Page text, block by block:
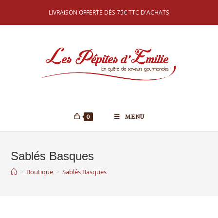
LIVRAISON OFFERTE DÈS 75€ TTC D'ACHATS
0 MENU
Sablés Basques
> Boutique > Sablés Basques